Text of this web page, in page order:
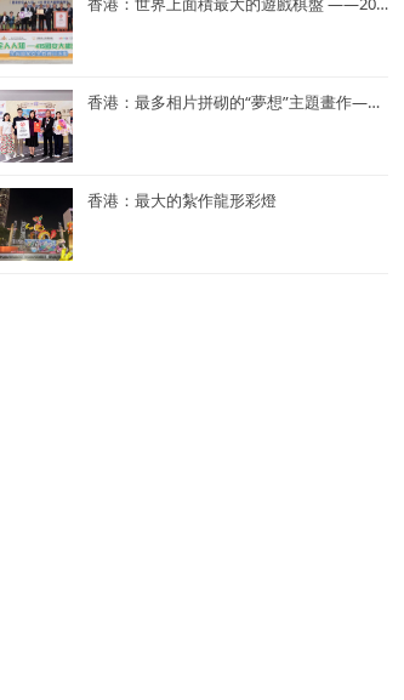
香港：最多相片拼砌的“夢想”主題畫作——半島青年商會55周年「拼出夢相」慶祝活動
香港：最大的紮作龍形彩燈